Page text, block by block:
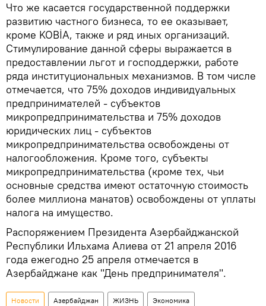
Что же касается государственной поддержки
развитию частного бизнеса, то ее оказывает,
кроме KOBİA, также и ряд иных организаций.
Стимулирование данной сферы выражается в
предоставлении льгот и господдержки, работе
ряда институциональных механизмов. В том числе
отмечается, что 75% доходов индивидуальных
предпринимателей - субъектов
микропредпринимательства и 75% доходов
юридических лиц - субъектов
микропредпринимательства освобождены от
налогообложения. Кроме того, субъекты
микропредпринимательства (кроме тех, чьи
основные средства имеют остаточную стоимость
более миллиона манатов) освобождены от уплаты
налога на имущество.
Распоряжением Президента Азербайджанской
Республики Ильхама Алиева от 21 апреля 2016
года ежегодно 25 апреля отмечается в
Азербайджане как "День предпринимателя".
Новости Азербайджан ЖИЗНЬ Экономика